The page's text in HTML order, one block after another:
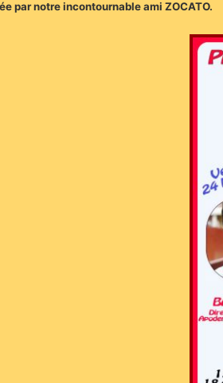
par notre incontournable ami ZOCATO.